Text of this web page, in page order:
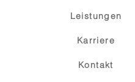
Leistungen
Karriere
Kontakt